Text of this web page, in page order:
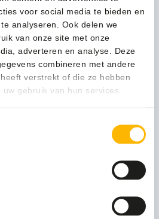
voor social media te bieden en
analyseren. Ook delen we
van onze site met onze
adverteren en analyse. Deze
combineren met andere
verstrekt of die ze hebben
gebruik van hun services.